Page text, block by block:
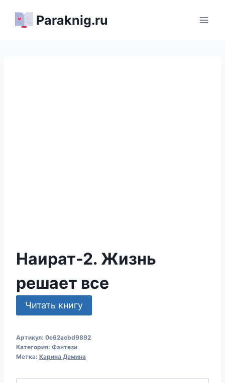
Paraknig.ru
Наират-2. Жизнь
решает все
Читать книгу
Артикул: 0e62aebd9892
Категория: Фэнтези
Метка: Карина Демина